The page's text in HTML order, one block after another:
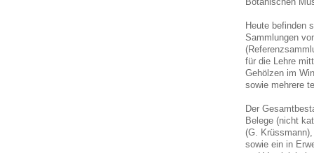
Heute befinden
Sammlungen
für die Lehre
Gehölzen im
sowie mehrere
Der
Belege (nicht
(G.
sowie ein in